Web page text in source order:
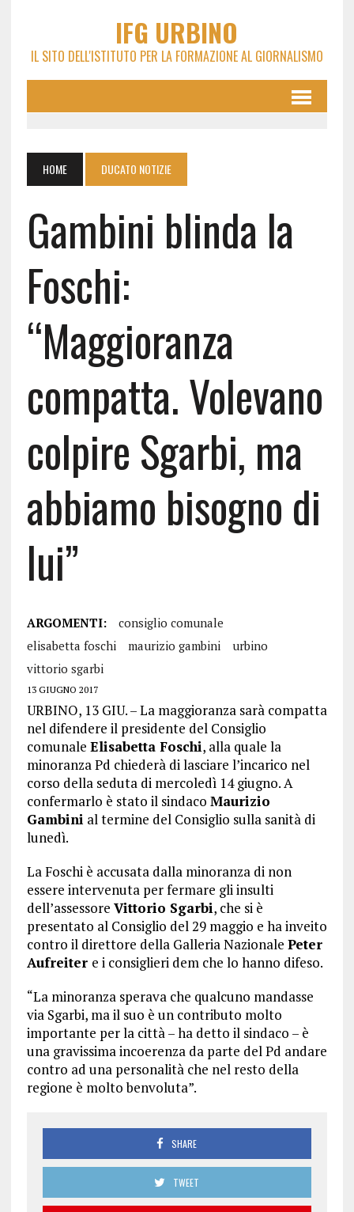
IFG URBINO
IL SITO DELL'ISTITUTO PER LA FORMAZIONE AL GIORNALISMO
HOME DUCATO NOTIZIE
Gambini blinda la
Foschi:
“Maggioranza
compatta. Volevano
colpire Sgarbi, ma
abbiamo bisogno di
lui”
ARGOMENTI:
consiglio comunale
elisabetta foschi
maurizio gambini
urbino
vittorio sgarbi
13 GIUGNO 2017
URBINO, 13 GIU. – La maggioranza sarà compatta
nel difendere il presidente del Consiglio
comunale Elisabetta Foschi, alla quale la
minoranza Pd chiederà di lasciare l’incarico nel
corso della seduta di mercoledì 14 giugno. A
confermarlo è stato il sindaco Maurizio
Gambini al termine del Consiglio sulla sanità di
lunedì.
La Foschi è accusata dalla minoranza di non
essere intervenuta per fermare gli insulti
dell’assessore Vittorio Sgarbi, che si è
presentato al Consiglio del 29 maggio e ha inveito
contro il direttore della Galleria Nazionale Peter
Aufreiter e i consiglieri dem che lo hanno difeso.
“La minoranza sperava che qualcuno mandasse
via Sgarbi, ma il suo è un contributo molto
importante per la città – ha detto il sindaco – è
una gravissima incoerenza da parte del Pd andare
contro ad una personalità che nel resto della
regione è molto benvoluta”.
SHARE
TWEET